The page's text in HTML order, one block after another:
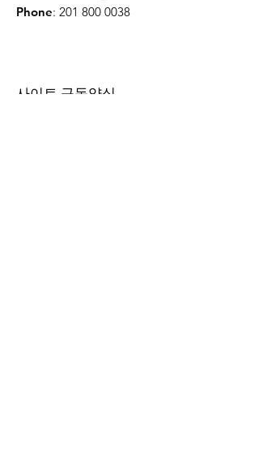
Phone: 201 800 0038
​사이트 구독양식